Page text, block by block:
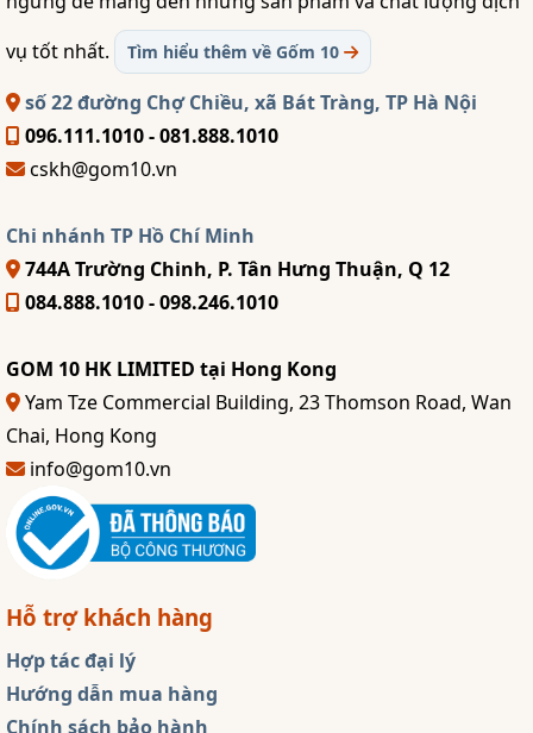
vụ tốt nhất.
Tìm hiểu thêm về Gốm 10
số 22 đường Chợ Chiều, xã Bát Tràng, TP Hà Nội
096.111.1010 - 081.888.1010
cskh@gom10.vn
Chi nhánh TP Hồ Chí Minh
744A Trường Chinh, P. Tân Hưng Thuận, Q 12
084.888.1010 - 098.246.1010
GOM 10 HK LIMITED tại Hong Kong
Yam Tze Commercial Building, 23 Thomson Road, Wan
Chai, Hong Kong
info@gom10.vn
Hỗ trợ khách hàng
Hợp tác đại lý
Hướng dẫn mua hàng
Chính sách bảo hành